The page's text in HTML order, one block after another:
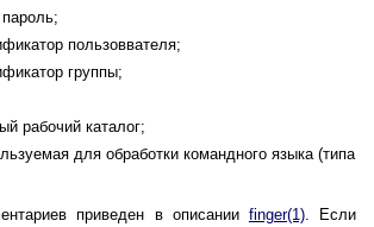
пoльзoввaтeля;
гpyппы;
paбoчий кaтaлoг;
для oбpaбoтки кoмaнднoгo языкa (типa
пpивeдeн в oпиcaнии finger(1). Ecли